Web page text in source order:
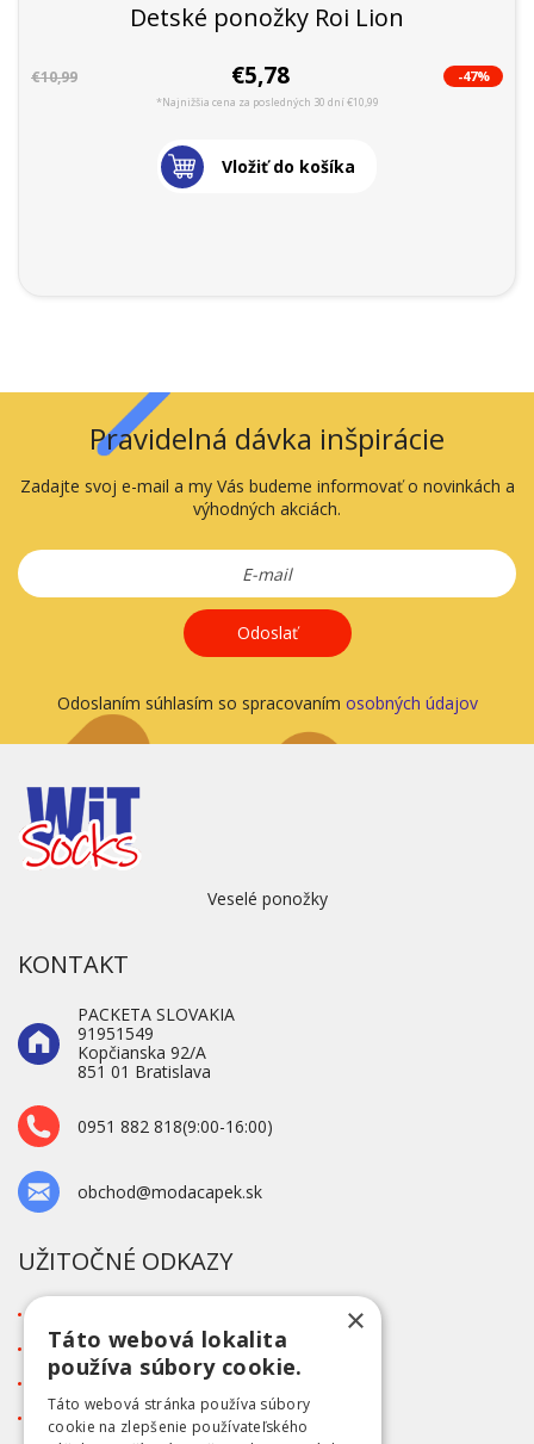
Detské ponožky Roi Lion
€10,99 €5,78 -47%
*Najnižšia cena za posledných 30 dní €10,99
Vložiť do košíka
Pravidelná dávka inšpirácie
Zadajte svoj e-mail a my Vás budeme informovať o novinkách a
výhodných akciách.
Odoslať
Odoslaním súhlasím so spracovaním osobných údajov
Veselé ponožky
KONTAKT
PACKETA SLOVAKIA
91951549
Kopčianska 92/A
851 01 Bratislava
0951 882 818(9:00-16:00)
obchod@modacapek.sk
UŽITOČNÉ ODKAZY
Blog
Kontakt
Tabuľka veľkostí
×
Táto webová lokalita
používa súbory cookie.
Táto webová stránka používa súbory
cookie na zlepšenie používateľského